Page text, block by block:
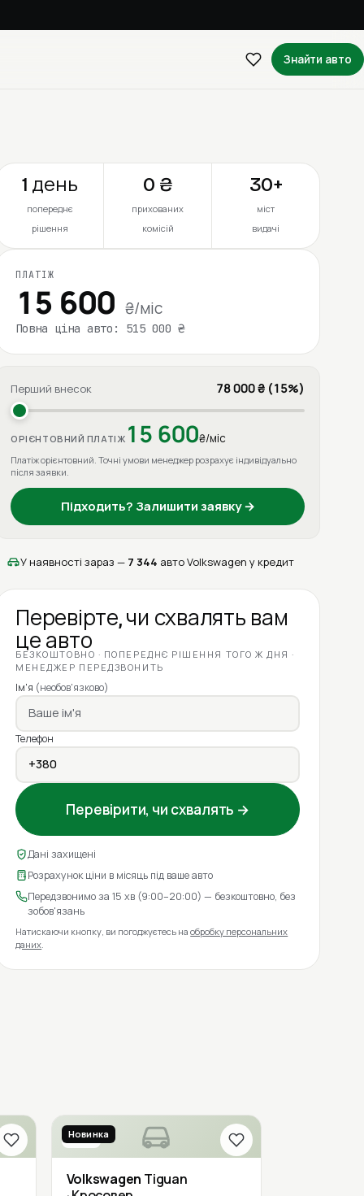
Знайти авто
1 день
попереднє
рішення
0 ₴
прихованих
комісій
30+
міст
видачі
ПЛАТІЖ
15 600 ₴/міс
Повна ціна авто: 515 000 ₴
Перший внесок 78 000 ₴ (15%)
ОРІЄНТОВНИЙ ПЛАТІЖ 15 600₴/міс
Платіж орієнтовний. Точні умови менеджер розрахує індивідуально
після заявки.
Підходить? Залишити заявку →
У наявності зараз — 7 344 авто Volkswagen у кредит
Перевірте, чи схвалять вам
це авто
БЕЗКОШТОВНО · ПОПЕРЕДНЄ РІШЕННЯ ТОГО Ж ДНЯ ·
МЕНЕДЖЕР ПЕРЕДЗВОНИТЬ
Ім'я (необов'язково)
Телефон
Перевірити, чи схвалять →
Дані захищені
Розрахунок ціни в місяць під ваше авто
Передзвонимо за 15 хв (9:00–20:00) — безкоштовно, без
зобов'язань
Натискаючи кнопку, ви погоджуєтесь наобробку персональних
даних
2017
Новинка
Volkswagen Tiguan